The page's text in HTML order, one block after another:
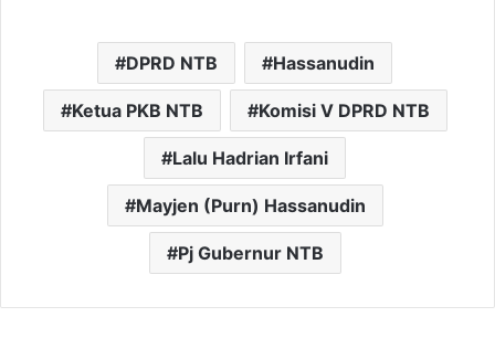
DPRD NTB Hassanudin
Ketua PKB NTB Komisi V DPRD NTB
Lalu Hadrian Irfani
Mayjen (Purn) Hassanudin
Pj Gubernur NTB